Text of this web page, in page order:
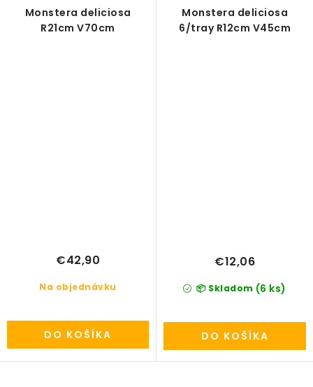
Monstera deliciosa
R21cm V70cm
Na objednávku
€42,90
DO KOŠÍKA
Monstera deliciosa
6/tray R12cm V45cm
📦 Skladom (6 ks)
€12,06
DO KOŠÍKA